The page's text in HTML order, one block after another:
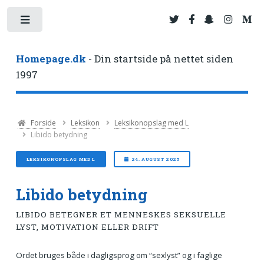
Homepage.dk - Din startside på nettet siden
1997
Forside Leksikon
Leksikonopslag med L
Libido betydning
LEKSIKONOPSLAG MED L 24. AUGUST 2025
Libido betydning
LIBIDO BETEGNER ET MENNESKES SEKSUELLE
LYST, MOTIVATION ELLER DRIFT
Ordet bruges både i dagligsprog om “sexlyst” og i faglige